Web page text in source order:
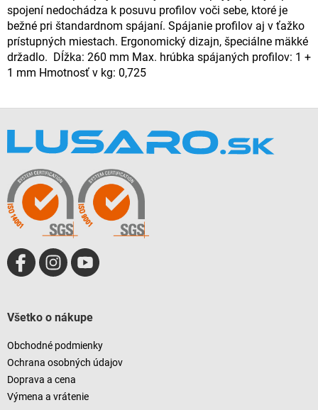
spojení nedochádza k posuvu profilov voči sebe, ktoré je
bežné pri štandardnom spájaní. Spájanie profilov aj v ťažko
prístupných miestach. Ergonomický dizajn, špeciálne mäkké
držadlo. Dĺžka: 260 mm Max. hrúbka spájaných profilov: 1 +
1 mm Hmotnosť v kg: 0,725
Všetko o nákupe
Obchodné podmienky
Ochrana osobných údajov
Doprava a cena
Výmena a vrátenie